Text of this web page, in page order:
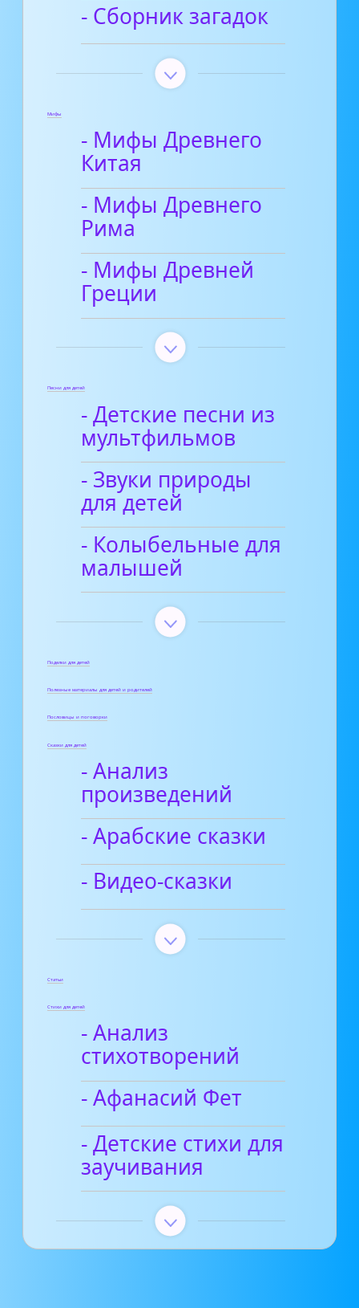
- Сборник загадок
Мифы
- Мифы Древнего
Китая
- Мифы Древнего
Рима
- Мифы Древней
Греции
Песни для детей
- Детские песни из
мультфильмов
- Звуки природы
для детей
- Колыбельные для
малышей
Поделки для детей
Полезные материалы для детей и родителей
Пословицы и поговорки
Сказки для детей
- Анализ
произведений
- Арабские сказки
- Видео-сказки
Статьи
Стихи для детей
- Анализ
стихотворений
- Афанасий Фет
- Детские стихи для
заучивания